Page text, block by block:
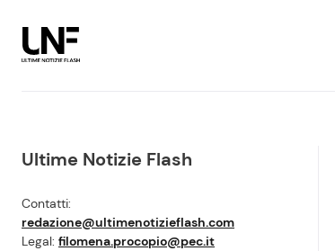
Ultime Notizie Flash
Contatti:
redazione@ultimenotizieflash.com
Legal: filomena.procopio@pec.it